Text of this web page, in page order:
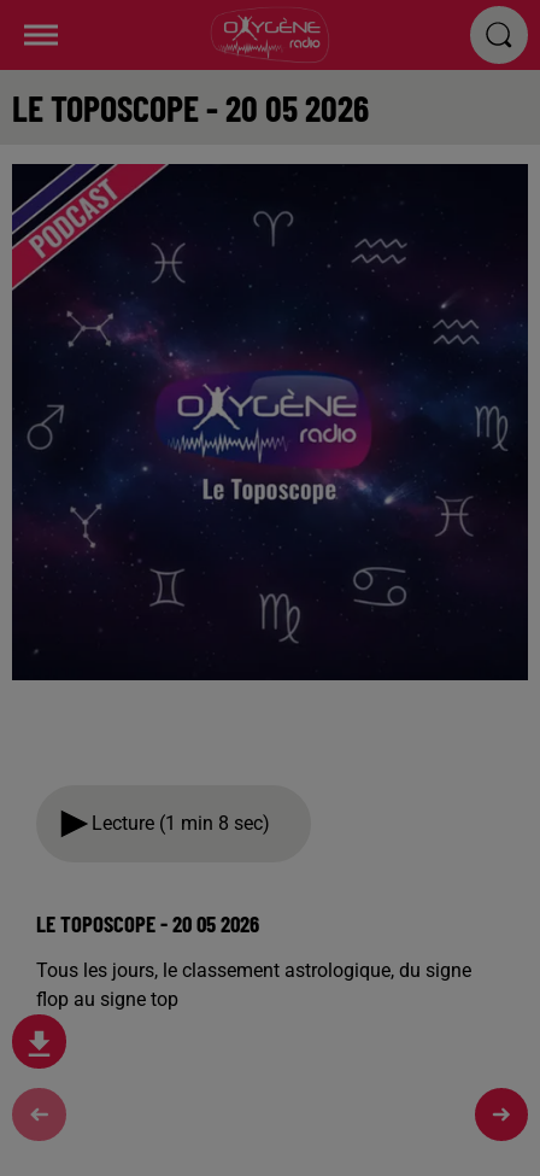
LE TOPOSCOPE - 20 05 2026
Lecture (1 min 8 sec)
LE TOPOSCOPE - 20 05 2026
Tous les jours, le classement astrologique, du signe
flop au signe top